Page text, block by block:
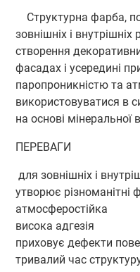
Структурна фарба,
зовнішніх і
створення
фасадах і усередині
паропроникністю та
використовуватися в
на основі мінеральної
ПЕРЕВАГИ
для зовнішніх і
утворює різноманітні
атмосферостійка
висока адгезія
приховує дефекти
тривалий час